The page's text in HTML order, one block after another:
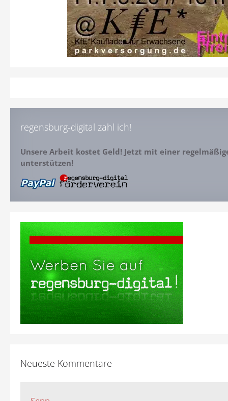
regensburg-digital zahl ich!
Unsere Arbeit kostet Geld! Jetzt mit einer
unterstützen!
Neueste Kommentare